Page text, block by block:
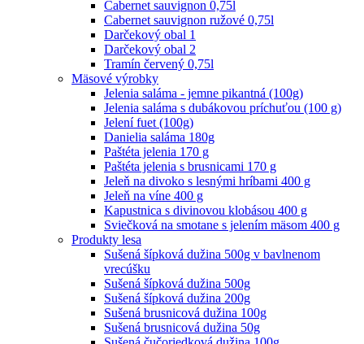
Cabernet sauvignon 0,75l
Cabernet sauvignon ružové 0,75l
Darčekový obal 1
Darčekový obal 2
Tramín červený 0,75l
Mäsové výrobky
Jelenia saláma - jemne pikantná (100g)
Jelenia saláma s dubákovou príchuťou (100 g)
Jelení fuet (100g)
Danielia saláma 180g
Paštéta jelenia 170 g
Paštéta jelenia s brusnicami 170 g
Jeleň na divoko s lesnými hríbami 400 g
Jeleň na víne 400 g
Kapustnica s divinovou klobásou 400 g
Sviečková na smotane s jelením mäsom 400 g
Produkty lesa
Sušená šípková dužina 500g v bavlnenom
vrecúšku
Sušená šípková dužina 500g
Sušená šípková dužina 200g
Sušená brusnicová dužina 100g
Sušená brusnicová dužina 50g